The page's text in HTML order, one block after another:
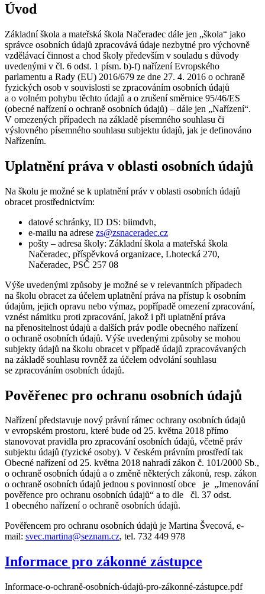
Úvod
Základní škola a mateřská škola Načeradec dále jen „škola“ jako
správce osobních údajů zpracovává údaje nezbytné pro výchovně
vzdělávací činnost a chod školy především v souladu s důvody
uvedenými v čl. 6 odst. 1 písm. b)-f) nařízení Evropského
parlamentu a Rady (EU) 2016/679 ze dne 27. 4. 2016 o ochraně
fyzických osob v souvislosti se zpracováním osobních údajů
a o volném pohybu těchto údajů a o zrušení směrnice 95/46/ES
(obecné nařízení o ochraně osobních údajů) – dále jen „Nařízení“.
V omezených případech na základě písemného souhlasu či
výslovného písemného souhlasu subjektu údajů, jak je definováno
Nařízením.
Uplatnění práva v oblasti osobních údajů
Na školu je možné se k uplatnění práv v oblasti osobních údajů
obracet prostřednictvím:
datové schránky, ID DS: biimdvh,
e-mailu na adrese zs@zsnaceradec.cz
pošty – adresa školy: Základní škola a mateřská škola
Načeradec, příspěvková organizace, Lhotecká 270,
Načeradec, PSČ 257 08
Výše uvedenými způsoby je možné se v relevantních případech
na školu obracet za účelem uplatnění práva na přístup k osobním
údajům, jejich opravu nebo výmaz, popřípadě omezení zpracování,
vznést námitku proti zpracování, jakož i při uplatnění práva
na přenositelnost údajů a dalších práv podle obecného nařízení
o ochraně osobních údajů. Výše uvedenými způsoby se mohou
subjekty údajů na školu obracet v případě údajů zpracovávaných
na základě souhlasu rovněž za účelem odvolání souhlasu
se zpracováním osobních údajů.
Pověřenec pro ochranu osobních údajů
Nařízení představuje nový právní rámec ochrany osobních údajů
v evropském prostoru, které bude od 25. května 2018 přímo
stanovovat pravidla pro zpracování osobních údajů, včetně práv
subjektu údajů (fyzické osoby). V českém právním prostředí tak
Obecné nařízení od 25. května 2018 nahradí zákon č. 101/2000 Sb.,
o ochraně osobních údajů a o změně některých zákonů, resp. zákon
o ochraně osobních údajů jednou s povinností obce je „Jmenování
pověřence pro ochranu osobních údajů“ a to dle čl. 37 odst.
1 obecného nařízení o ochraně osobních údajů.
Pověřencem pro ochranu osobních údajů je Martina Švecová, e-
mail: svec.martina@seznam.cz, tel. 732 449 978
Informace pro zákonné zástupce
Informace-o-ochraně-osobních-údajů-pro-zákonné-zástupce.pdf